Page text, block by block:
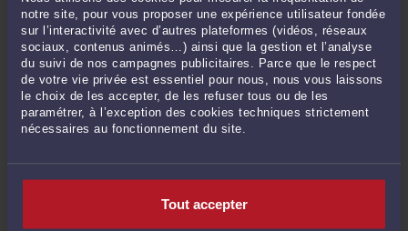
notre site, pour vous proposer une expérience utilisateur fondée
sur l’interactivité avec d’autres plateformes (vidéos, réseaux
sociaux, contenus animés…) ainsi que la gestion et l’analyse
du suivi de nos campagnes publicitaires. Parce que le respect
de votre vie privée est essentiel pour nous, nous vous laissons
le choix de les accepter, de les refuser tous ou de les
paramétrer, à l’exception des cookies techniques strictement
nécessaires au fonctionnement du site.
Tout accepter
VOIR ÉGALEMENT COMBIEN COÛTE UN
AVOCAT POUR LES AUTRES MISSIONS
DANS LA CATÉGORIE : PÉNAL, ROUTIER,
VISAS
Contentieux de la diffamation et de la vie privée
Droit des étrangers et contentieux des visas et titres